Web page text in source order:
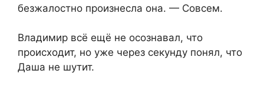
безжалостно произнесла она. — Совсем.
Владимир всё ещё не осознавал, что
происходит, но уже через секунду понял, что
Даша не шутит.